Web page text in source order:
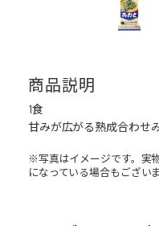
商品説明
1食
甘みが広がる熟成合わせ
※写真はイメージです。実
になっている場合もござい